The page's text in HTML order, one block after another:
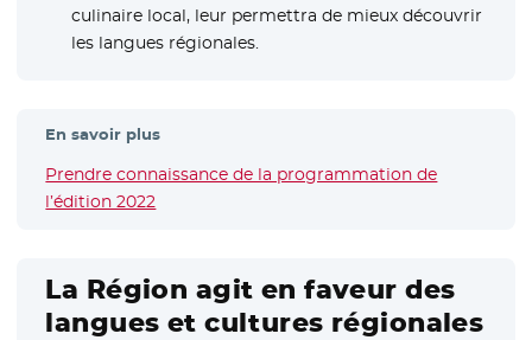
culinaire local, leur permettra de mieux découvrir
les langues régionales.
En savoir plus
Prendre connaissance de la programmation de
l’édition 2022
La Région agit en faveur des
langues et cultures régionales